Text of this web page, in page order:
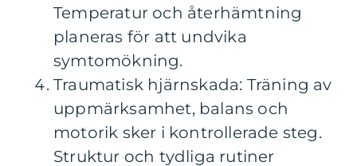
Temperatur och återhämtning
planeras för att undvika
symtomökning.
Traumatisk hjärnskada: Träning av
uppmärksamhet, balans och
motorik sker i kontrollerade steg.
Struktur och tydliga rutiner